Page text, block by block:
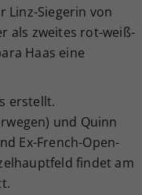
Linz-Siegerin von
als zweites rot-weiß-
Haas eine
erstellt.
und Quinn
Ex-French-Open-
findet am